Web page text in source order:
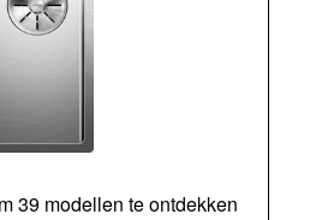
39 modellen te ontdekken